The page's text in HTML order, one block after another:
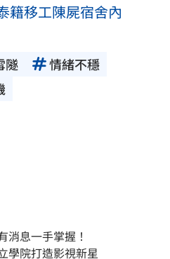
籍移工陳屍宿舍內
隧
情緒不穩
息一手掌握！
學院打造影視新星